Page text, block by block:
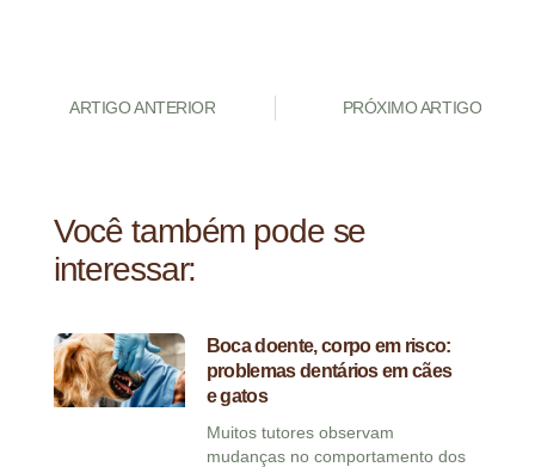
ARTIGO ANTERIOR PRÓXIMO ARTIGO
Você também pode se
interessar:
Boca doente, corpo em risco:
problemas dentários em cães
e gatos
Muitos tutores observam
mudanças no comportamento dos